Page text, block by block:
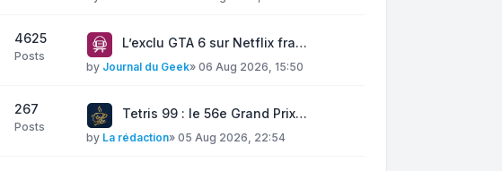
Cordialement,
4625
Posts
L’exclu GTA 6 sur Netflix fra…
by Journal du Geek» 06 Aug 2026, 15:50
267
Posts
Tetris 99 : le 56e Grand Prix…
by La rédaction» 05 Aug 2026, 22:54